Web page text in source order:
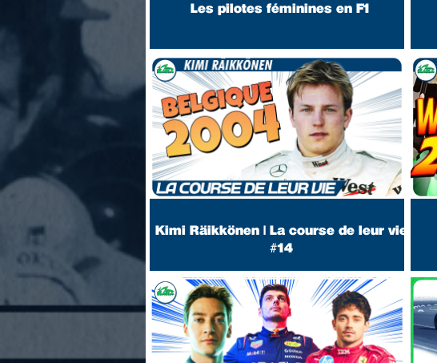
Les pilotes féminines en F1
Kimi Räikkönen | La course de leur vie
#14